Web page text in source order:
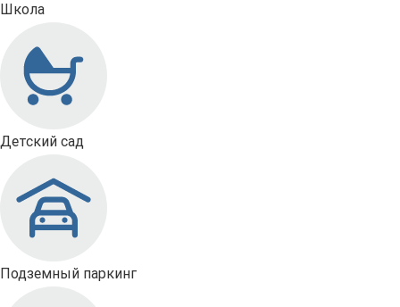
Школа
Детский сад
Подземный паркинг